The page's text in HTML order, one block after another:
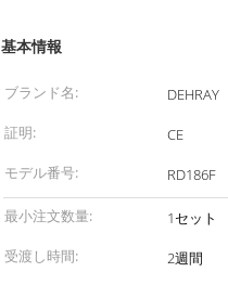
基本情報
ブランド名:
DEHRAY
証明:
CE
モデル番号:
RD186F
最小注文数量:
1セット
受渡し時間:
2週間